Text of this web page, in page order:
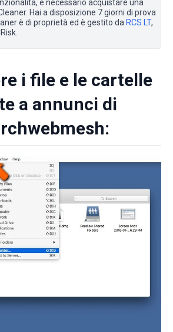
è necessario acquistare una
Hai a disposizione 7 giorni di prova
è di proprietà ed è gestito da RCS LT,
i file e le cartelle
a annunci di